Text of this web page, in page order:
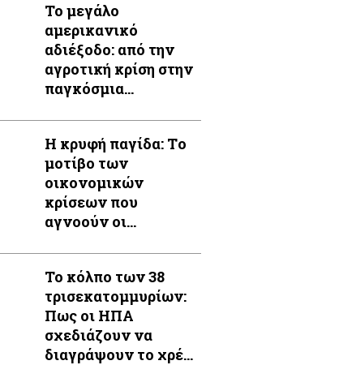
Το μεγάλο
αμερικανικό
αδιέξοδο: από την
αγροτική κρίση στην
παγκόσμια
Η κρυφή παγίδα: Tο
μοτίβο των
οικονομικών
κρίσεων που
αγνοούν οι
Το κόλπο των 38
τρισεκατομμυρίων:
Πως οι ΗΠΑ
σχεδιάζουν να
διαγράψουν το χρέος